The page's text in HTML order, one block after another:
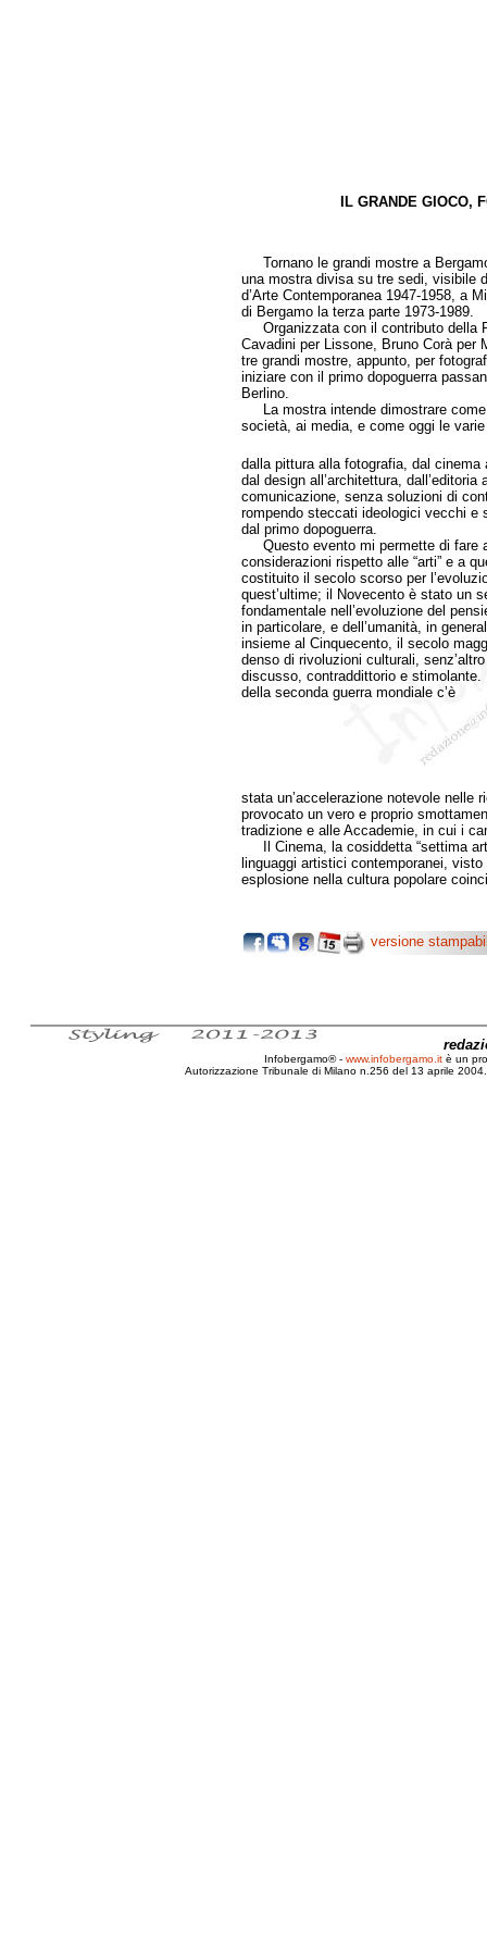
IL GRANDE GIOCO,
Tornano le grandi mostre a
una mostra divisa su tre sedi, visibile
d’Arte Contemporanea 1947-1958, a
di Bergamo la terza parte 1973-1989.
Organizzata con il contributo della
Cavadini per Lissone, Bruno Corà per
tre grandi mostre, appunto, per
iniziare con il primo dopoguerra
Berlino.
La mostra intende dimostrare come
società, ai media, e come oggi le
dalla pittura alla fotografia, dal cinema
dal design all’architettura, dall’editoria
comunicazione, senza soluzioni di
rompendo steccati ideologici vecchi e
dal primo dopoguerra.
Questo evento mi permette di fare
considerazioni rispetto alle “arti” e a
costituito il secolo scorso per
quest’ultime; il Novecento è stato un
fondamentale nell’evoluzione del
in particolare, e dell’umanità, in
insieme al Cinquecento, il secolo
denso di rivoluzioni culturali,
discusso, contraddittorio e stimolante.
della seconda guerra mondiale c’è
stata un’accelerazione notevole nelle
provocato un vero e proprio
tradizione e alle Accademie, in cui i
Il Cinema, la cosiddetta “settima
linguaggi artistici contemporanei,
esplosione nella cultura popolare
versione
Infobergamo® - www.infobergamo.it è un
Autorizzazione Tribunale di Milano n.256 del 13 aprile